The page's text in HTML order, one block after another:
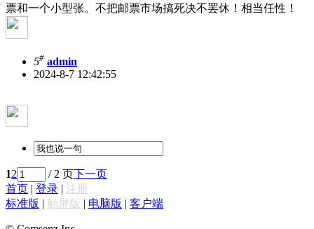
票和一个小型张。不把邮票市场搞死决不罢休！相当任性！
5# admin
2024-8-7 12:42:55
12 / 2 页下一页
首页 | 登录 | 注册
标准版 | 触屏版 | 电脑版 | 客户端